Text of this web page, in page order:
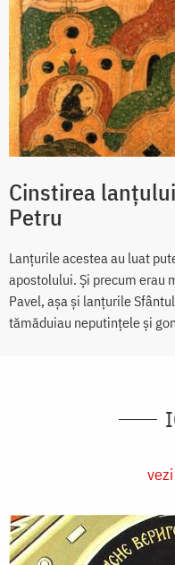
Cinstirea
Petru
Lanțurile acestea au luat
apostolului. Și precum erau
Pavel, așa și lanțurile
tămăduiau neputințele și